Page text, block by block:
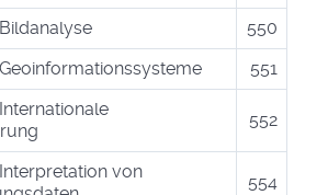
550
551
552
von
554